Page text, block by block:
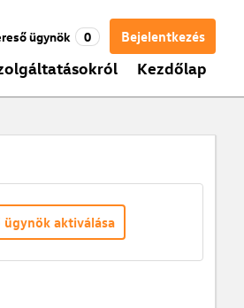
Bejelentkezés
ügynök 0
Kezdőlap
ügynök aktiválása